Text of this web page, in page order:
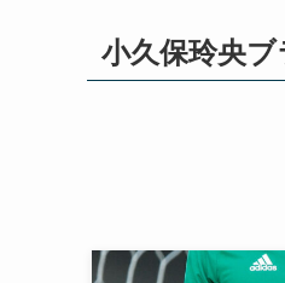
小久保玲央